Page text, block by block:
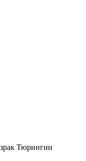
Тюрингии